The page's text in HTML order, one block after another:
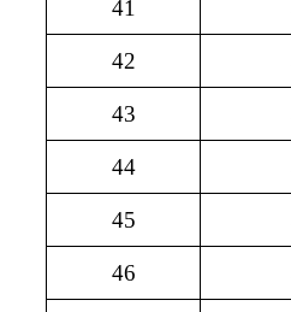
41
42
43
44
45
46